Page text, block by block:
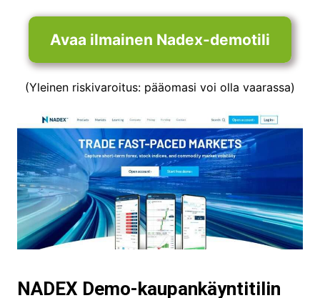
Avaa ilmainen Nadex-demotili
(Yleinen riskivaroitus: pääomasi voi olla vaarassa)
NADEX Demo-kaupankäyntitilin